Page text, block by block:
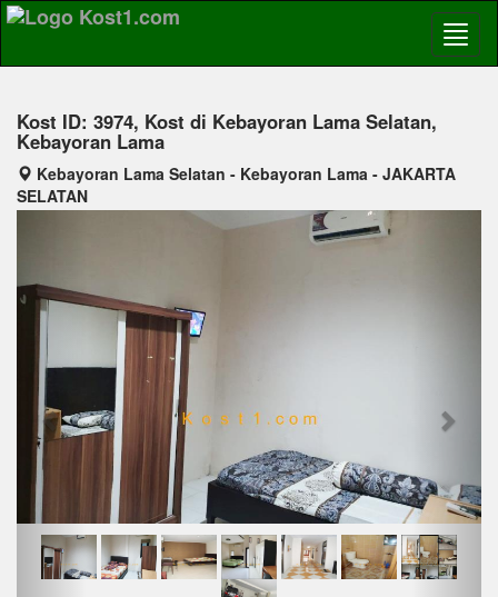
Kost ID: 3974, Kost di Kebayoran Lama Selatan,
Kebayoran Lama
Kebayoran Lama Selatan - Kebayoran Lama - JAKARTA
SELATAN